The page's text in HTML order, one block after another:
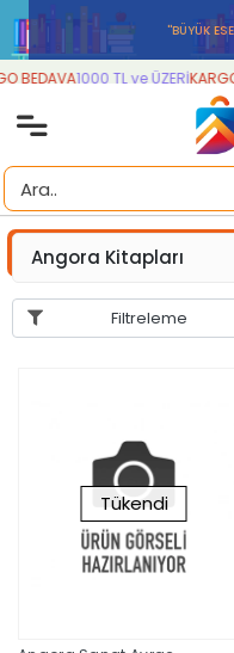
''BÜYÜK
BEDAVA1000 TL ve ÜZERİ
Angora Kitapları
Filtreleme
Tükendi